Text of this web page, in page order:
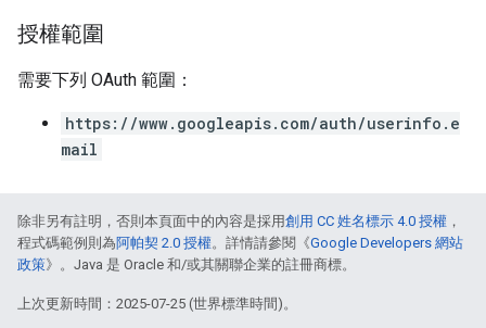
授權範圍
需要下列 OAuth 範圍：
https://www.googleapis.com/auth/userinfo.e
mail
除非另有註明，否則本頁面中的內容是採用創用 CC 姓名標示 4.0 授權 ，
程式碼範例則為阿帕契 2.0 授權。詳情請參閱《Google Developers 網站
政策》。Java 是 Oracle 和/或其關聯企業的註冊商標。
上次更新時間：2025-07-25 (世界標準時間)。